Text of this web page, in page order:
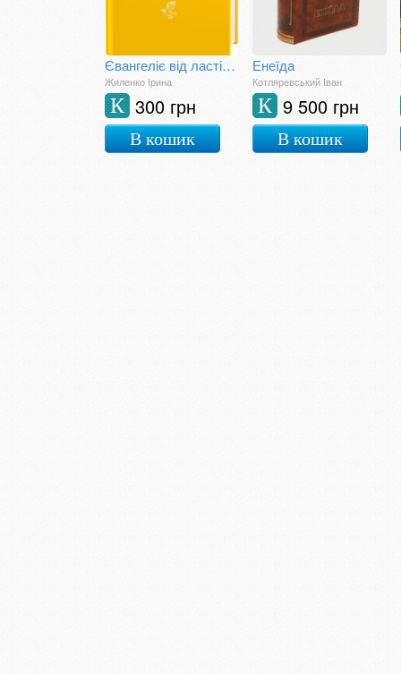
Євангеліє від ластівки
Жиленко Ірина
300 грн
К
В кошик
Енеїда
Котляревський Іван
9 500 грн
К
В кошик